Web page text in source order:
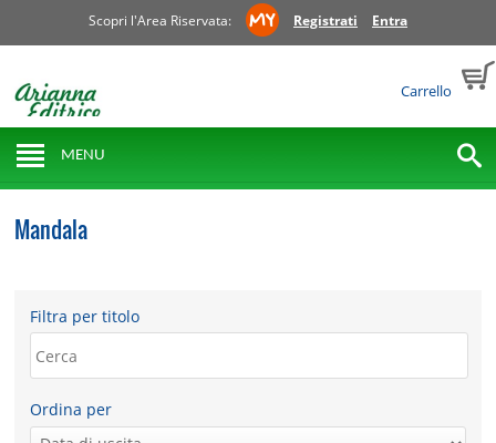
Scopri l'Area Riservata: Registrati Entra
Carrello
MENU
Mandala
Filtra per titolo
Ordina per